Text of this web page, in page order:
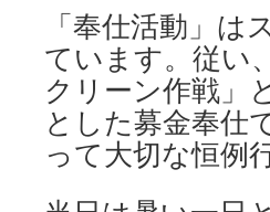
「奉仕活動」
ています。従い
クリーン作戦」
とした募金奉仕
って大切な恒例